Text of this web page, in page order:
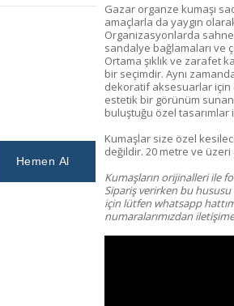
Gazar organze kumaşı
amaçlarla da yaygın
Organizasyonlarda
sandalye bağlamaları ve
Ortama şıklık ve zarafet
bir seçimdir. Aynı
dekoratif aksesuarlar için
estetik bir görünüm
buluştuğu özel
Kumaşlar size özel
değildir. 20 metre ve üzeri
Kumaşların orijinalleri ile
Sipariş verirken bu hususu
için lütfen whatsapp
numaralarımızdan